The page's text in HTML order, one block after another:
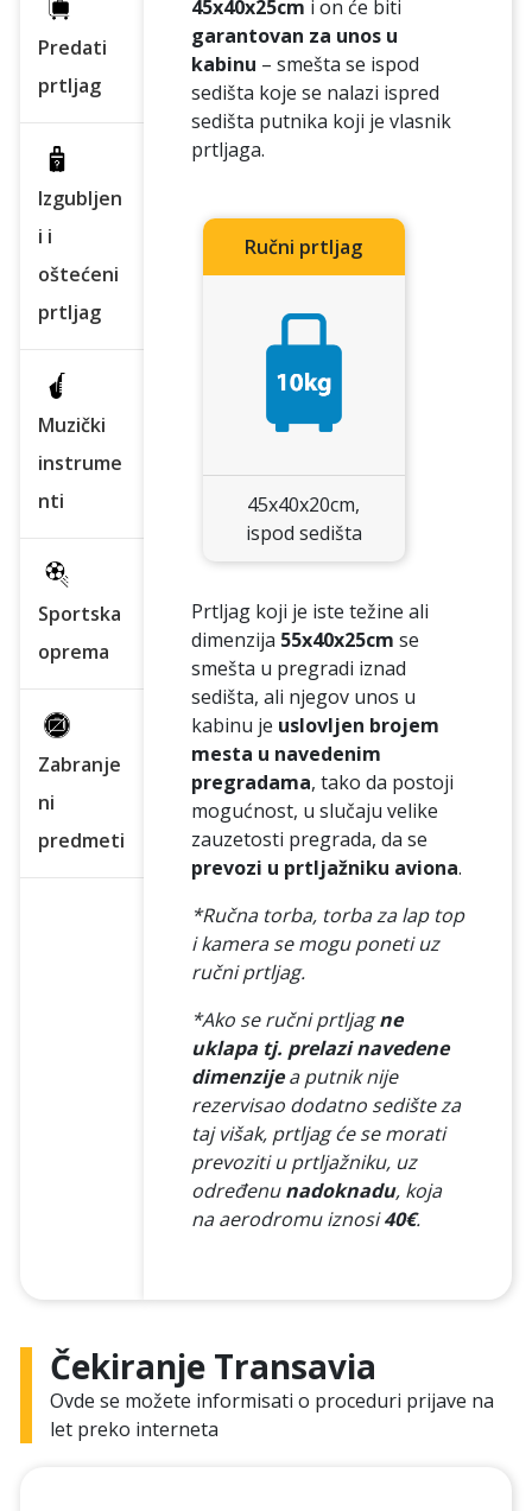
Predati
prtljag
Izgubljen
i i
oštećeni
prtljag
Muzički
instrume
nti
Sportska
oprema
Zabranje
ni
predmeti
45x40x25cm i on će biti
garantovan za unos u
kabinu – smešta se ispod
sedišta koje se nalazi ispred
sedišta putnika koji je vlasnik
prtljaga.
Ručni prtljag
45x40x20cm,
ispod sedišta
Prtljag koji je iste težine ali
dimenzija 55x40x25cm se
smešta u pregradi iznad
sedišta, ali njegov unos u
kabinu je uslovljen brojem
mesta u navedenim
pregradama, tako da postoji
mogućnost, u slučaju velike
zauzetosti pregrada, da se
prevozi u prtljažniku aviona.
*Ručna torba, torba za lap top
i kamera se mogu poneti uz
ručni prtljag.
*Ako se ručni prtljagne
uklapa tj. prelazi navedene
dimenzijea putnik nije
rezervisao dodatno sedište za
taj višak, prtljag će se morati
prevoziti u prtljažniku, uz
određenunadoknadu, koja
na aerodromu iznosi40€.
Čekiranje Transavia
Ovde se možete informisati o proceduri prijave na
let preko interneta